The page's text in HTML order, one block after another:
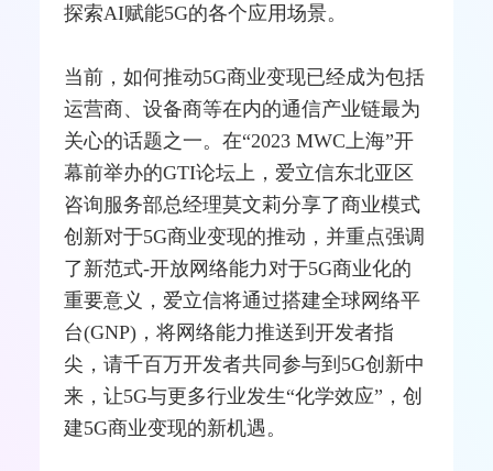
探索AI赋能5G的各个应用场景。
当前，如何推动5G商业变现已经成为包括
运营商、设备商等在内的通信产业链最为
关心的话题之一。在“2023 MWC上海”开
幕前举办的GTI论坛上，爱立信东北亚区
咨询服务部总经理莫文莉分享了商业模式
创新对于5G商业变现的推动，并重点强调
了新范式-开放网络能力对于5G商业化的
重要意义，爱立信将通过搭建全球网络平
台(GNP)，将网络能力推送到开发者指
尖，请千百万开发者共同参与到5G创新中
来，让5G与更多行业发生“化学效应”，创
建5G商业变现的新机遇。